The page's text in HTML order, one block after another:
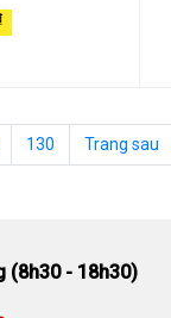
130 Trang sau
(8h30 - 18h30)